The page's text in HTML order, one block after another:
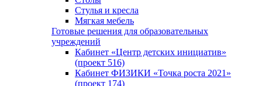
Стулья и кресла
Мягкая мебель
Готовые решения для образовательных
учреждений
Кабинет «Центр детских инициатив»
(проект 516)
Кабинет ФИЗИКИ «Точка роста 2021»
(проект 174)